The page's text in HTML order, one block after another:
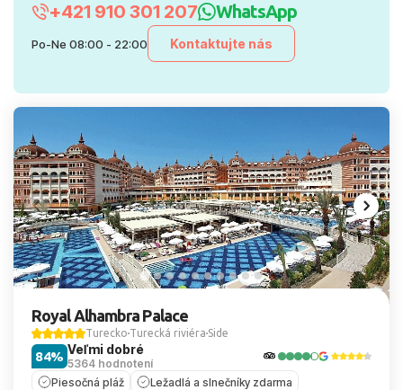
+421 910 301 207 WhatsApp
Po-Ne 08:00 - 22:00 Kontaktujte nás
Royal Alhambra Palace
Turecko Turecká riviéra Side
Veľmi dobré
5364 hodnotení
84%
Piesočná pláž
Ležadlá a slnečníky zdarma